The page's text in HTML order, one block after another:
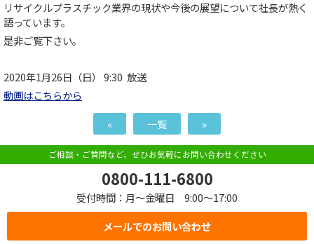
リサイクルプラスチック業界の現状や今後の展望について社長が熱く
語っています。
是非ご覧下さい。
2020年1月26日（日） 9:30 放送
動画はこちらから
«
一覧 »
ご相談・ご質問など、ぜひお気軽にお問い合わせください
0800-111-6800
受付時間：月～金曜日 9:00～17:00
メールでのお問い合わせ